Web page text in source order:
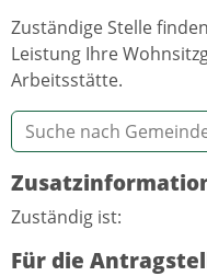
Zuständige Stelle
Leistung Ihre
Arbeitsstätte.
Zuständig ist:
Für die